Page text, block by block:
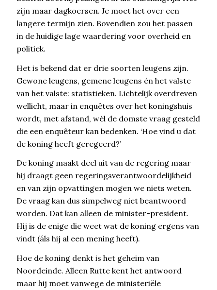
zijn maar dagkoersen. Je moet het over een
langere termijn zien. Bovendien zou het passen
in de huidige lage waardering voor overheid en
politiek.
Het is bekend dat er drie soorten leugens zijn.
Gewone leugens, gemene leugens én het valste
van het valste: statistieken. Lichtelijk overdreven
wellicht, maar in enquêtes over het koningshuis
wordt, met afstand, wél de domste vraag gesteld
die een enquêteur kan bedenken. ‘Hoe vind u dat
de koning heeft geregeerd?’
De koning maakt deel uit van de regering maar
hij draagt geen regeringsverantwoordelijkheid
en van zijn opvattingen mogen we niets weten.
De vraag kan dus simpelweg niet beantwoord
worden. Dat kan alleen de minister-president.
Hij is de enige die weet wat de koning ergens van
vindt (áls hij al een mening heeft).
Hoe de koning denkt is het geheim van
Noordeinde. Alleen Rutte kent het antwoord
maar hij moet vanwege de ministeriële